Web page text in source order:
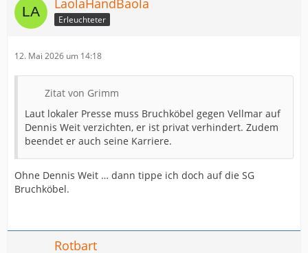
LaolaHandBaola
Erleuchteter
12. Mai 2026 um 14:18
Zitat von Grimm
Laut lokaler Presse muss Bruchköbel gegen Vellmar auf
Dennis Weit verzichten, er ist privat verhindert. Zudem
beendet er auch seine Karriere.
Ohne Dennis Weit … dann tippe ich doch auf die SG
Bruchköbel.
Rotbart